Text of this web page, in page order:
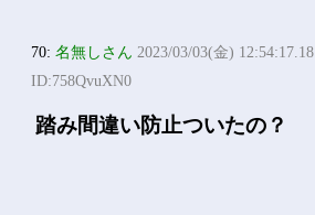
70:名無しさん 2023/03/03(金) 12:54:17.18
ID:758QvuXN0
踏み間違い防止ついたの？